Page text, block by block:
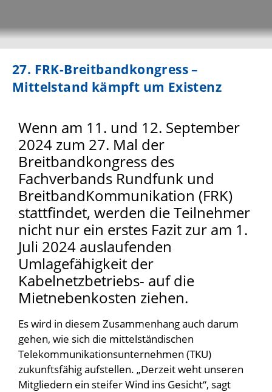
27. FRK-Breitbandkongress –
Mittelstand kämpft um Existenz
Wenn am 11. und 12. September
2024 zum 27. Mal der
Breitbandkongress des
Fachverbands Rundfunk und
BreitbandKommunikation (FRK)
stattfindet, werden die Teilnehmer
nicht nur ein erstes Fazit zur am 1.
Juli 2024 auslaufenden
Umlagefähigkeit der
Kabelnetzbetriebs- auf die
Mietnebenkosten ziehen.
Es wird in diesem Zusammenhang auch darum
gehen, wie sich die mittelständischen
Telekommunikationsunternehmen (TKU)
zukunftsfähig aufstellen. „Derzeit weht unseren
Mitgliedern ein steifer Wind ins Gesicht“, sagt